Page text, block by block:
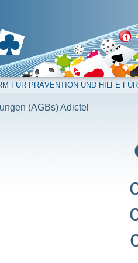
FÜR PRÄVENTION UND HILFE
(AGBs) Adictel